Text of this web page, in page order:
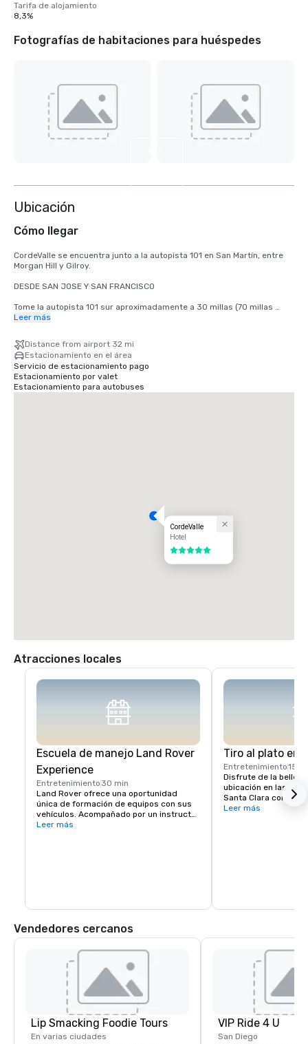
Tarifa de alojamiento
8,3%
Fotografías de habitaciones para huéspedes
Ubicación
Cómo llegar
CordeValle se encuentra junto a la autopista 101 en San Martín, entre
Morgan Hill y Gilroy.
DESDE SAN JOSE Y SAN FRANCISCO
Tome la autopista 101 sur aproximadamente a 30 millas (70 millas
desde San Francisco) hasta la salida de la avenida San Martin. Tome la
hasta el primer semáforo (Monterey Road). Gire a la izquierda en el
semáforo hacia Monterey Road. Gire a la derecha en el siguiente
semáforo hacia Highland Avenue. Siga por Highland cruzando Santa
Teresa (señal de stop) pasando por nuestra puerta de vigilancia hacia
CordeValle.
Leer más
Distance from airport 32 mi
Estacionamiento en el área
Servicio de estacionamiento pago
Estacionamiento por valet
Estacionamiento para autobuses
CordeValle
Hotel
5 de 5
Atracciones locales
Escuela de manejo Land Rover
Experience
Entretenimiento 30 min
Land Rover ofrece una oportunidad
única de formación de equipos con sus
vehículos. Acompañado por un instructor
profesional, tu grupo aprenderá a
como lecciones. Por favor, solicite
Leer más
Tiro al plato en
Entretenimiento15
Disfrute de la
ubicación en las
Santa Clara con The
The Experience
Leer más
Vendedores cercanos
Lip Smacking Foodie Tours
En varias ciudades
VIP Ride 4 U
San Diego